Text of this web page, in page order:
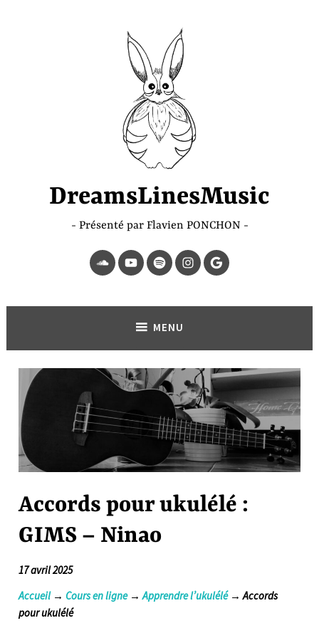
DreamsLinesMusic
Présenté par Flavien PONCHON
SoundCloud
YouTubeSpotifyInstagram
Page
Google
MENU
Accords pour ukulélé :
GIMS – Ninao
17 avril 2025
Accueil→Cours en ligne→Apprendre l’ukulélé→ Accords
pour ukulélé